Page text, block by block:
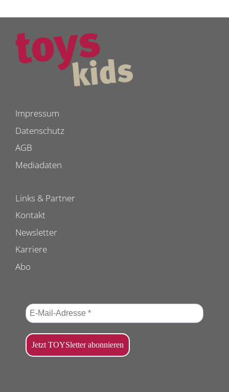
Impressum
Datenschutz
AGB
Mediadaten
Links & Partner
Kontakt
Newsletter
Karriere
Abo